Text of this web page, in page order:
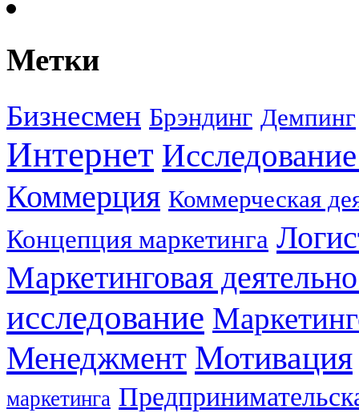
Метки
Бизнесмен Брэндинг Демпинг
Интернет
Коммерция Коммерческая
Концепция маркетинга
Маркетинговая
исследование
Менеджмент Мотивация
маркетинга